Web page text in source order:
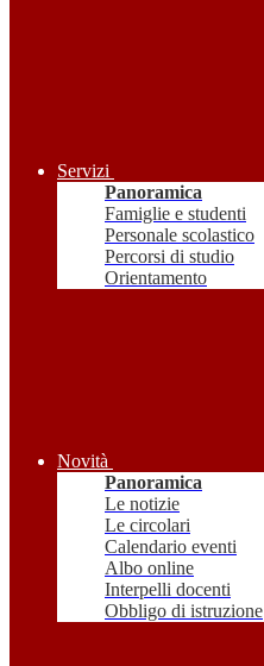
Servizi
Panoramica
Famiglie e studenti
Personale scolastico
Percorsi di studio
Orientamento
Novità
Panoramica
Le notizie
Le circolari
Calendario eventi
Albo online
Interpelli docenti
Obbligo di istruzione